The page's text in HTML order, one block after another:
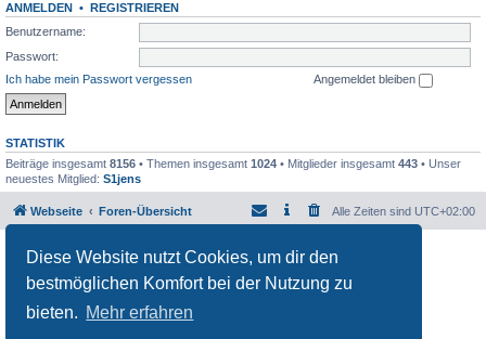
Diese Website nutzt Cookies, um dir den
bestmöglichen Komfort bei der Nutzung zu
bieten. Mehr erfahren
ANMELDEN •
REGISTRIEREN
Benutzername:
Passwort:
Ich habe mein Passwort vergessen
Angemeldet bleiben
STATISTIK
Beiträge insgesamt 8156 • Themen insgesamt 1024 • Mitglieder insgesamt 443 • Unser
neuestes Mitglied: S1jens
Webseite Foren-Übersicht Alle Zeiten sind UTC+02:00
Powered by phpBB
® Forum Software © phpBB Limited
Datenschutz|Nutzungsbedingungen